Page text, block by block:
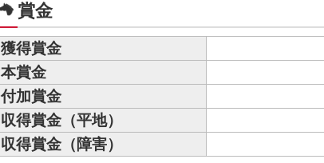
賞金
獲得賞金
本賞金
付加賞金
収得賞金（平地）
収得賞金（障害）